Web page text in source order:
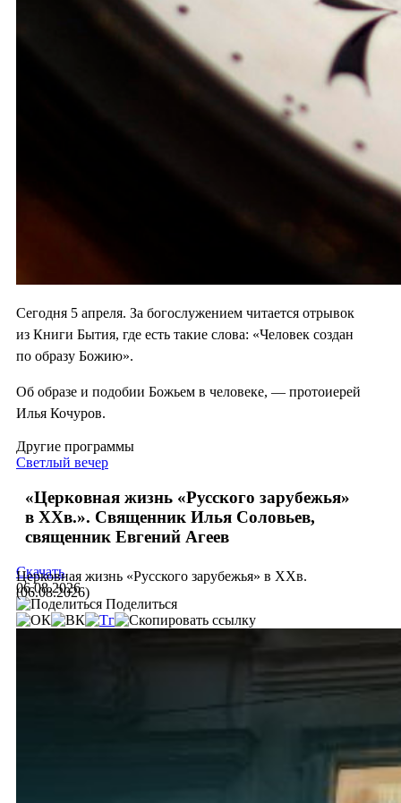
Сегодня 5 апреля. За богослужением читается отрывок
из Книги Бытия, где есть такие слова: «Человек создан
по образу Божию».
Об образе и подобии Божьем в человеке, — протоиерей
Илья Кочуров.
Другие программы
Светлый вечер
«Церковная жизнь «Русского зарубежья»
в ХХв.». Священник Илья Соловьев,
священник Евгений Агеев
Церковная жизнь «Русского зарубежья» в ХХв.
(06.08.2026)
Скачать
06.08.2026
Поделиться